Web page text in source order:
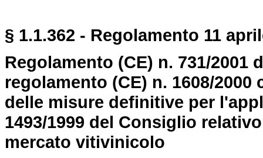
§ 1.1.362 - Regolamento 11
Regolamento (CE) n. 731/
regolamento (CE) n. 1608/
delle misure definitive per
1493/1999 del Consiglio
mercato vitivinicolo